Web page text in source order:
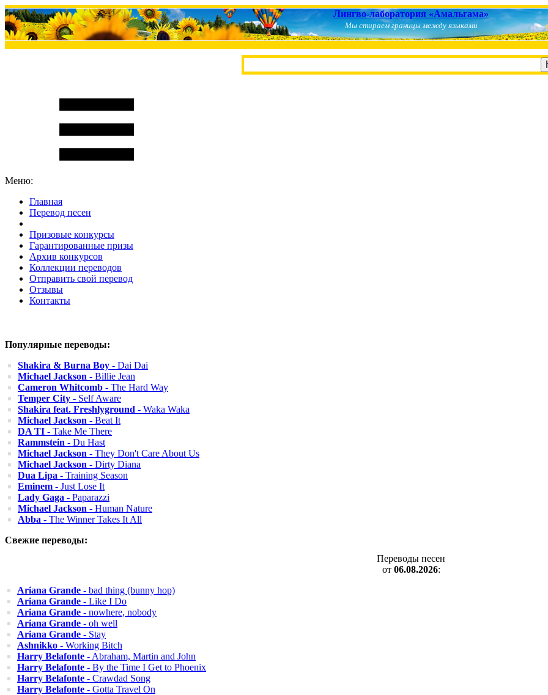
Лингво-лаборатория «Амальгама»
Мы стираем границы между языками
Меню:
Главная
Перевод песен
Призовые конкурсы
Гарантированные призы
Архив конкурсов
Коллекции переводов
Отправить свой перевод
Отзывы
Контакты
Популярные переводы:
Shakira & Burna Boy - Dai Dai
Michael Jackson - Billie Jean
Cameron Whitcomb - The Hard Way
Temper City - Self Aware
Shakira feat. Freshlyground - Waka Waka
Michael Jackson - Beat It
DA TI - Take Me There
Rammstein - Du Hast
Michael Jackson - They Don't Care About Us
Michael Jackson - Dirty Diana
Dua Lipa - Training Season
Eminem - Just Lose It
Lady Gaga - Paparazzi
Michael Jackson - Human Nature
Abba - The Winner Takes It All
Свежие переводы:
Переводы песен
от 06.08.2026:
Ariana Grande - bad thing (bunny hop)
Ariana Grande - Like I Do
Ariana Grande - nowhere, nobody
Ariana Grande - oh well
Ariana Grande - Stay
Ashnikko - Working Bitch
Harry Belafonte - Abraham, Martin and John
Harry Belafonte - By the Time I Get to Phoenix
Harry Belafonte - Crawdad Song
Harry Belafonte - Gotta Travel On